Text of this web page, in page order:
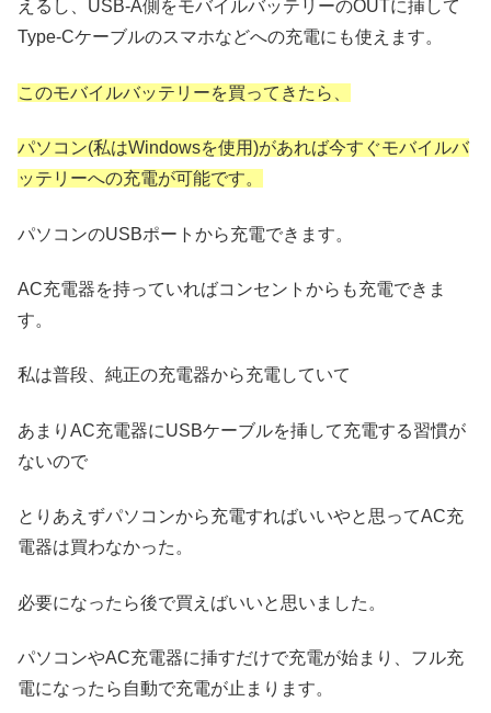
えるし、USB-A側をモバイルバッテリーのOUTに挿して
Type-Cケーブルのスマホなどへの充電にも使えます。
このモバイルバッテリーを買ってきたら、
パソコン(私はWindowsを使用)があれば今すぐモバイルバ
ッテリーへの充電が可能です。
パソコンのUSBポートから充電できます。
AC充電器を持っていればコンセントからも充電できま
す。
私は普段、純正の充電器から充電していて
あまりAC充電器にUSBケーブルを挿して充電する習慣が
ないので
とりあえずパソコンから充電すればいいやと思ってAC充
電器は買わなかった。
必要になったら後で買えばいいと思いました。
パソコンやAC充電器に挿すだけで充電が始まり、フル充
電になったら自動で充電が止まります。